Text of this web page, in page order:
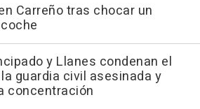
Carreño tras chocar un
y Llanes condenan el
guardia civil asesinada y
concentración